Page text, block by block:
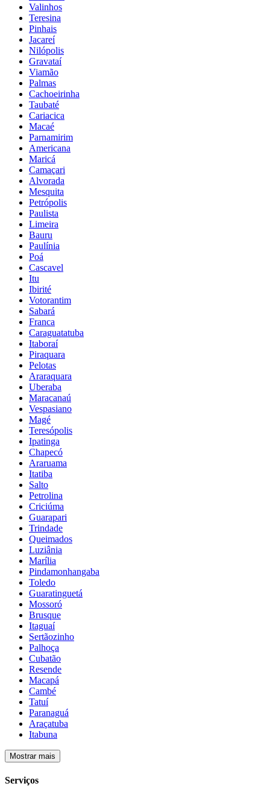
Valinhos
Teresina
Pinhais
Jacareí
Nilópolis
Gravataí
Viamão
Palmas
Cachoeirinha
Taubaté
Cariacica
Macaé
Parnamirim
Americana
Maricá
Camaçari
Alvorada
Mesquita
Petrópolis
Paulista
Limeira
Bauru
Paulínia
Poá
Cascavel
Itu
Ibirité
Votorantim
Sabará
Franca
Caraguatatuba
Itaboraí
Piraquara
Pelotas
Araraquara
Uberaba
Maracanaú
Vespasiano
Magé
Teresópolis
Ipatinga
Chapecó
Araruama
Itatiba
Salto
Petrolina
Criciúma
Guarapari
Trindade
Queimados
Luziânia
Marília
Pindamonhangaba
Toledo
Guaratinguetá
Mossoró
Brusque
Itaguaí
Sertãozinho
Palhoça
Cubatão
Resende
Macapá
Cambé
Tatuí
Paranaguá
Araçatuba
Itabuna
Mostrar mais
Serviços